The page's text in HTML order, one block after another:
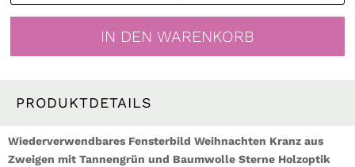
Fensterbild
mit
und
Baumwolle
IN DEN WARENKORB
PRODUKTDETAILS
Wiederverwendbares Fensterbild Weihnachten Kranz aus
Zweigen mit Tannengrün und Baumwolle Sterne Holzoptik